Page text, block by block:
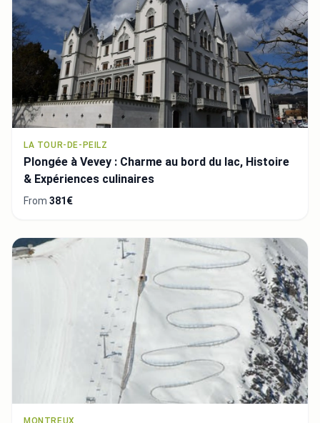
LA TOUR-DE-PEILZ
Plongée à Vevey : Charme au bord du lac, Histoire
& Expériences culinaires
From 381€